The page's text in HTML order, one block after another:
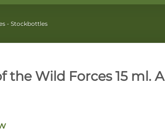
- Stockbottles
the Wild Forces 15 ml.